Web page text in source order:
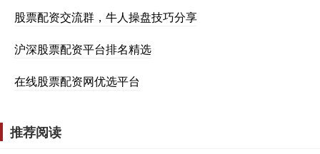
股票配资交流群，牛人操盘技巧分享
沪深股票配资平台排名精选
在线股票配资网优选平台
推荐阅读